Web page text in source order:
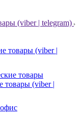
(viber | telegram)
товары (viber |
товары
товары (viber |